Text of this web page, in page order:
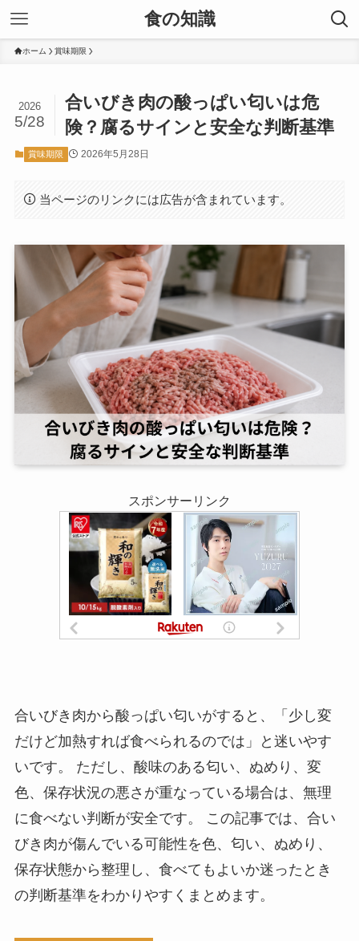
食の知識
ホーム 賞味期限
合いびき肉の酸っぱい匂いは危
険？腐るサインと安全な判断基準
2026
5/28
賞味期限 2026年5月28日
当ページのリンクには広告が含まれています。
スポンサーリンク
合いびき肉から酸っぱい匂いがすると、「少し変
だけど加熱すれば食べられるのでは」と迷いやす
いです。 ただし、酸味のある匂い、ぬめり、変
色、保存状況の悪さが重なっている場合は、無理
に食べない判断が安全です。 この記事では、合い
びき肉が傷んでいる可能性を色、匂い、ぬめり、
保存状態から整理し、食べてもよいか迷ったとき
の判断基準をわかりやすくまとめます。